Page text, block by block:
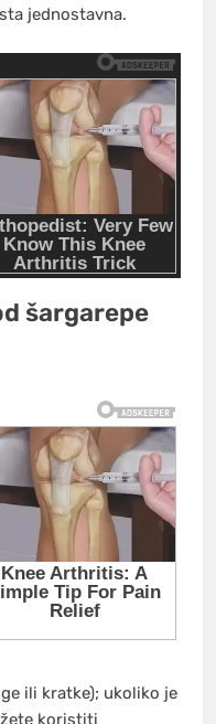
jednostavna.
šargarepe
ili kratke); ukoliko je
koristiti